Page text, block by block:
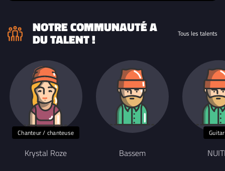
NOTRE COMMUNAUTÉ A
DU TALENT ! Tous les talents
Chanteur / chanteuse
Krystal Roze Bassem